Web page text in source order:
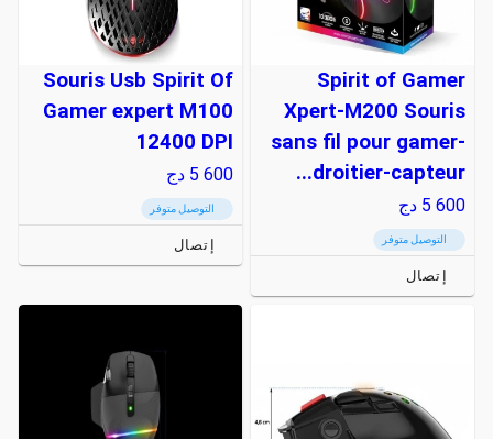
Spirit of Gamer
Xpert-M200 Souris
sans fil pour gamer-
droitier-capteur...
5 600 دج
التوصيل متوفر
إتصال
Souris Usb Spirit Of
Gamer expert M100
12400 DPI
5 600 دج
التوصيل متوفر
إتصال